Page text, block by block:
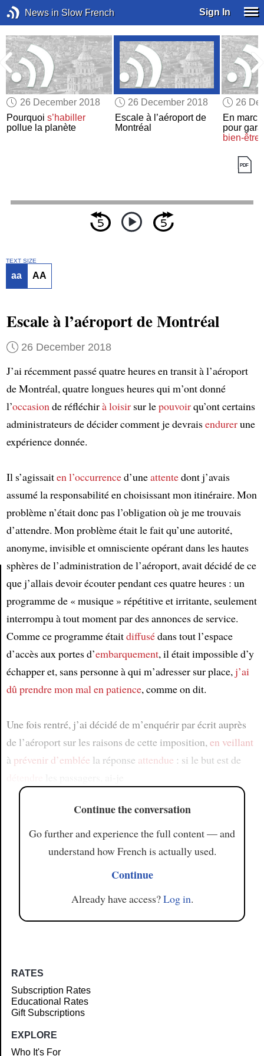
News in Slow French Sign In
26 December 2018
Pourquois’habiller
pollue la planète
26 December 2018
Escale à l’aéroport de
Montréal
26
En
pour
bien-être
Article
TEXT SIZE
aa AA
Escale à l’aéroport de Montréal
26 December 2018
J’ai récemment passé quatre heures en transit à l’aéroport
de Montréal, quatre longues heures qui m’ont donné
l’occasionde réfléchirà loisirsur lepouvoirqu’ont certains
administrateurs de décider comment je devraisendurerune
expérience donnée.
Il s’agissaiten l’occurrenced’uneattentedont j’avais
assumé la responsabilité en choisissant mon itinéraire. Mon
problème n’était donc pas l’obligation où je me trouvais
d’attendre. Mon problème était le fait qu’une autorité,
anonyme, invisible et omnisciente opérant dans les hautes
sphères de l’administration de l’aéroport, avait décidé de ce
que j’allais devoir écouter pendant ces quatre heures : un
programme de « musique » répétitive et irritante, seulement
interrompu à tout moment par des annonces de service.
Comme ce programme étaitdiffusédans tout l’espace
d’accès aux portes d’embarquement, il était impossible d’y
échapper et, sans personne à qui m’adresser sur place,j’ai
dûprendre mon mal en patience, comme on dit.
Une fois rentré, j’ai décidé de m’enquérir par écrit auprès
de l’aéroport sur les raisons de cette imposition,en veillant
à prévenir d’emblée la réponse attendue : si le but est de
Continue the conversation
Go further and experience the full content — and
understand how French is actually used.
Continue
Already have access?Log in.
RATES
Subscription Rates
Educational Rates
Gift Subscriptions
EXPLORE
Who It's For